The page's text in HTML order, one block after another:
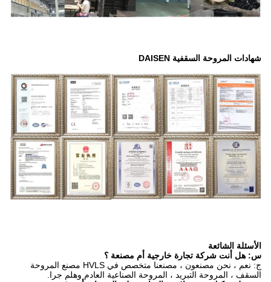
أم مصنعة ؟
ج: نعم ، نحن مصنعون ، مصنعنا متخصص في HVLS مصنع المروحة
الصناعية العادم وهلم جرا.